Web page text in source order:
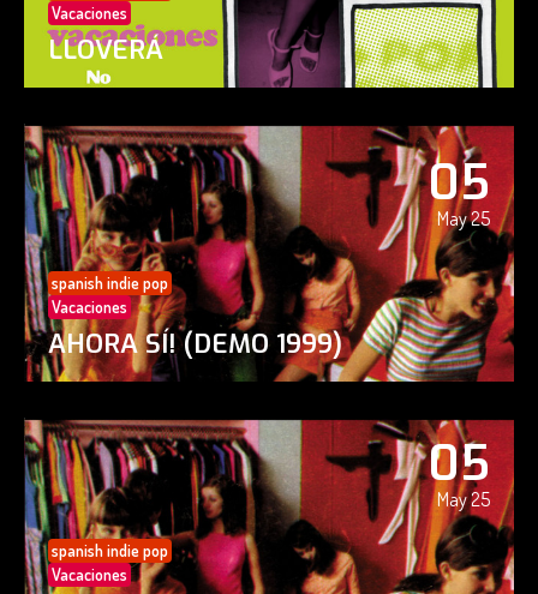
Vacaciones
LLOVERÁ
05
May 25
spanish indie pop
Vacaciones
AHORA SÍ! (DEMO 1999)
05
May 25
spanish indie pop
Vacaciones